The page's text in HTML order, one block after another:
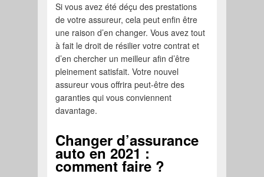
Si vous avez été déçu des prestations
de votre assureur, cela peut enfin être
une raison d’en changer. Vous avez tout
à fait le droit de résilier votre contrat et
d’en chercher un meilleur afin d’être
pleinement satisfait. Votre nouvel
assureur vous offrira peut-être des
garanties qui vous conviennent
davantage.
Changer d’assurance
auto en 2021 :
comment faire ?